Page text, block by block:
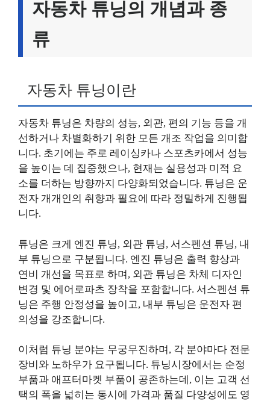
자동차 튜닝의 개념과 종
류
자동차 튜닝이란
자동차 튜닝은 차량의 성능, 외관, 편의 기능 등을 개
선하거나 차별화하기 위한 모든 개조 작업을 의미합
니다. 초기에는 주로 레이싱카나 스포츠카에서 성능
을 높이는 데 집중했으나, 현재는 실용성과 미적 요
소를 더하는 방향까지 다양화되었습니다. 튜닝은 운
전자 개개인의 취향과 필요에 따라 정밀하게 진행됩
니다.
튜닝은 크게 엔진 튜닝, 외관 튜닝, 서스펜션 튜닝, 내
부 튜닝으로 구분됩니다. 엔진 튜닝은 출력 향상과
연비 개선을 목표로 하며, 외관 튜닝은 차체 디자인
변경 및 에어로파츠 장착을 포함합니다. 서스펜션 튜
닝은 주행 안정성을 높이고, 내부 튜닝은 운전자 편
의성을 강조합니다.
이처럼 튜닝 분야는 무궁무진하며, 각 분야마다 전문
장비와 노하우가 요구됩니다. 튜닝시장에서는 순정
부품과 애프터마켓 부품이 공존하는데, 이는 고객 선
택의 폭을 넓히는 동시에 가격과 품질 다양성에도 영